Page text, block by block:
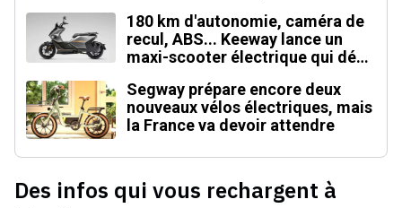
180 km d'autonomie, caméra de
recul, ABS... Keeway lance un
maxi-scooter électrique qui défie
Segway prépare encore deux
nouveaux vélos électriques, mais
la France va devoir attendre
Des infos qui vous rechargent à